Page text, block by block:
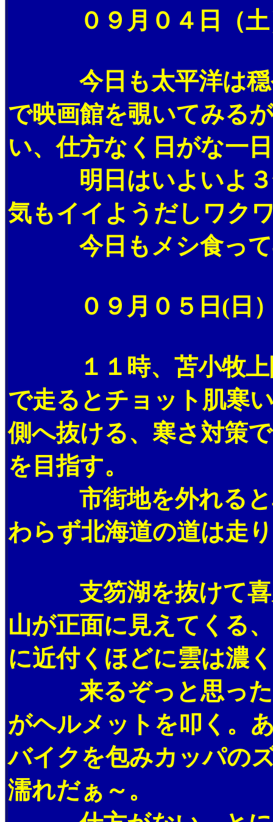
０９月０４日（土
今日も太平洋は穏
で映画館を覗いてみる
い、仕方なく日がな一
明日はいよいよ３
気もイイようだしワク
今日もメシ食って
０９月０５日(日）
１１時、苫小牧上陸
で走るとチョット肌寒
側へ抜ける、寒さ対策
を目指す。
市街地を外れると
わらず北海道の道は走
支笏湖を抜けて喜茂
山が正面に見えてくる
に近付くほどに雲は濃
来るぞっと思った
がヘルメットを叩く。
バイクを包みカッパの
濡れだぁ～。